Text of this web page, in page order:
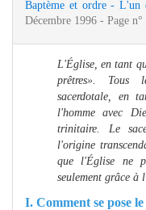
Baptème et ordre - L'un
Décembre 1996 - Page n°
L'Église, en tant
prêtres». Tous
sacerdotale, en
l'homme avec
trinitaire. Le
l'origine
que l'Église ne
seulement grâce à
I. Comment se pose